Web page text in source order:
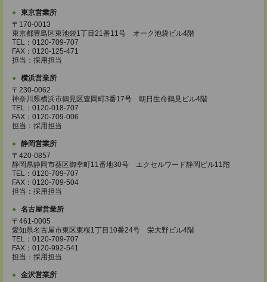
東京営業所
〒170-0013
東京都豊島区東池袋1丁目21番11号 オーク池袋ビル4階
TEL：0120-709-707
FAX：0120-125-471
担当：採用担当
横浜営業所
〒230-0062
神奈川県横浜市鶴見区豊岡町3番17号 朝日生命鶴見ビル4階
TEL：0120-018-707
FAX：0120-709-006
担当：採用担当
静岡営業所
〒420-0857
静岡県静岡市葵区御幸町11番地30号 エクセルワード静岡ビル11階
TEL：0120-709-707
FAX：0120-709-504
担当：採用担当
名古屋営業所
〒461-0005
愛知県名古屋市東区東桜1丁目10番24号 栄大野ビル4階
TEL：0120-709-707
FAX：0120-992-541
担当：採用担当
金沢営業所